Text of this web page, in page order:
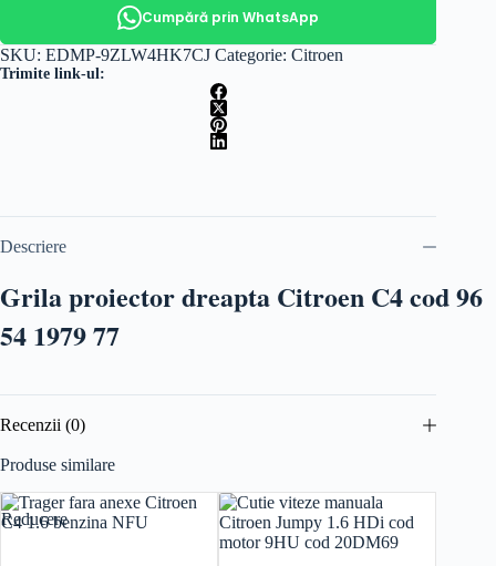
Cumpără prin WhatsApp
SKU: EDMP-9ZLW4HK7CJ Categorie: Citroen
Trimite link-ul:
Descriere
Grila proiector dreapta Citroen C4 cod 96
54 1979 77
Recenzii (0)
Produse similare
Reducere